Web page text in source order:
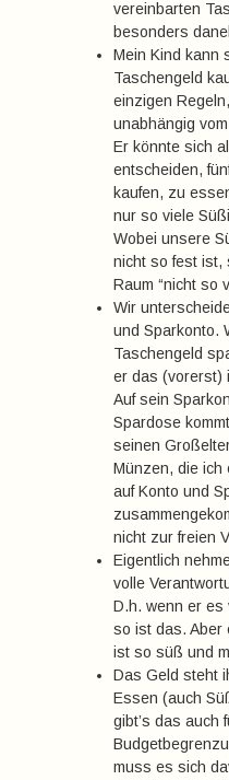
vereinbarten
besonders
Mein Kind kann
Taschengeld
einzigen
unabhängig
Er könnte sich
entscheiden,
kaufen, zu
nur so viele
Wobei unsere
nicht so fest ist,
Raum “nicht so
Wir
und Sparkonto.
Taschengeld
er das (vorerst)
Auf sein
Spardose
seinen
Münzen, die ich
auf Konto und
nicht zur freien
Eigentlich
volle
D.h. wenn er es
so ist das. Aber
ist so süß und
Das Geld steht
Essen (auch
gibt’s das auch
muss es sich